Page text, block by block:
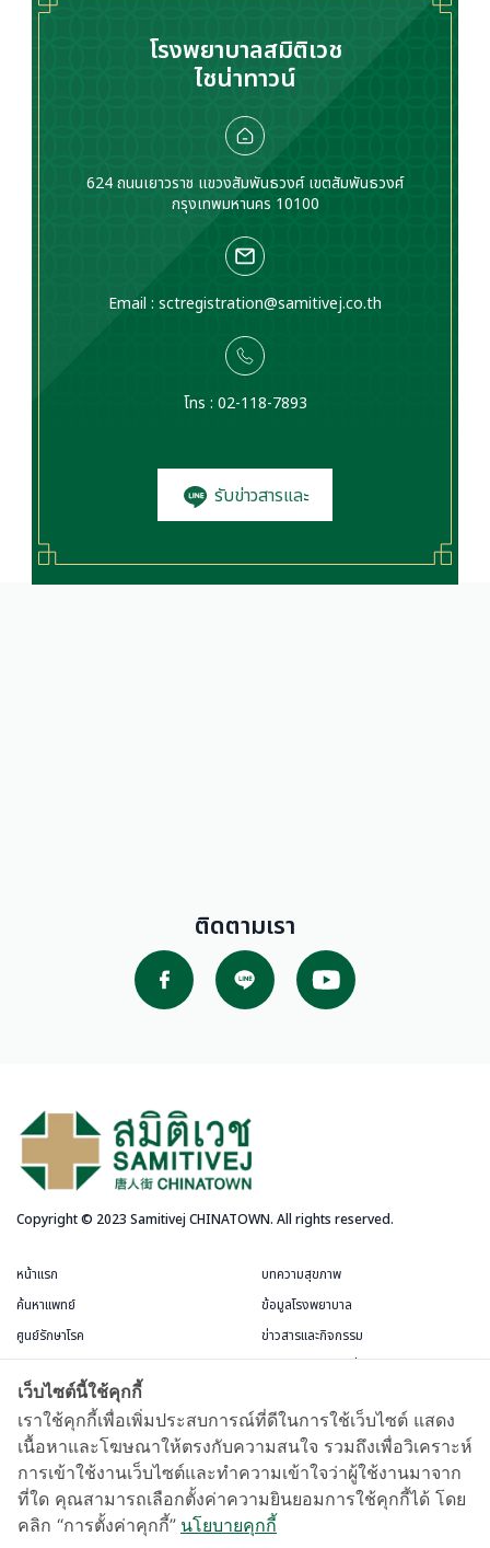
โรงพยาบาลสมิติเวช
ไชน่าทาวน์
624 ถนนเยาวราช แขวงสัมพันธวงศ์ เขตสัมพันธวงศ์
กรุงเทพมหานคร 10100
Email : sctregistration@samitivej.co.th
โทร : 02-118-7893
รับข่าวสารและ
ติดตามเรา
Copyright © 2023 Samitivej CHINATOWN. All rights reserved.
หน้าแรก
ค้นหาแพทย์
ศูนย์รักษาโรค
ข้อกำหนดและการใช้งาน
บทความสุขภาพ
ข้อมูลโรงพยาบาล
ข่าวสารและกิจกรรม
บัตรสมาชิกชีววัฒนะ
แผนที่และการเดินทาง
Samitivej Virtual Hospital
เว็บไซต์นี้ใช้คุกกี้
เราใช้คุกกี้เพื่อเพิ่มประสบการณ์ที่ดีในการใช้เว็บไซต์ แสดง
เนื้อหาและโฆษณาให้ตรงกับความสนใจ รวมถึงเพื่อวิเคราะห์
การเข้าใช้งานเว็บไซต์และทำความเข้าใจว่าผู้ใช้งานมาจาก
ที่ใด คุณสามารถเลือกตั้งค่าความยินยอมการใช้คุกกี้ได้ โดย
คลิก “การตั้งค่าคุกกี้” นโยบายคุกกี้